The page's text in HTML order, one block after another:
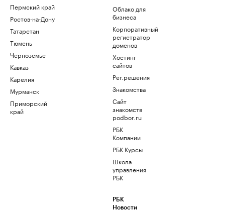
Пермский край
Ростов-на-Дону
Татарстан
Тюмень
Черноземье
Кавказ
Карелия
Мурманск
Приморский
край
Облако для
бизнеса
Корпоративный
регистратор
доменов
Хостинг
сайтов
Рег.решения
Знакомства
Сайт
знакомств
podbor.ru
РБК
Компании
РБК Курсы
Школа
управления
РБК
РБК
Новости